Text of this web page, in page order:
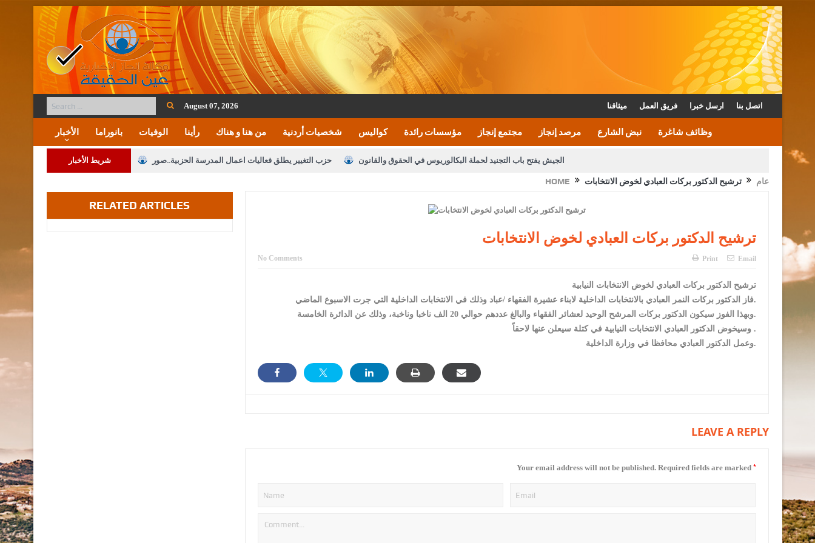
August 07, 2026 ميثاقنا فريق العمل ارسل خبرا اتصل بنا
الأخبار بانوراما الوفيات رأينا من هنا و هناك شخصيات أردنية كواليس مؤسسات رائدة مجتمع إنجاز مرصد إنجاز نبض الشارع وظائف شاغرة
شريط الأخبار حزب التغيير يطلق فعاليات اعمال المدرسة الحزبية..صور الجيش يفتح باب التجنيد لحملة البكالوريوس في الحقوق والقانون
الأمن يتلف 16 مليون حبة كبتاجون و1480 كغم مواد مخدرة
النواب يقر مشروع تعديل قانون الملكية العقارية القاضي يلتقي رؤساء تحرير الصحف اليومية ويؤكد حرص مجلس النواب على شراكة فاعلة مع الإعلام
الملك يلتقي مجموعة من رفاق السلاح الملك يتلقى اتصالا هاتفيا من العاهل البحريني
HOME عام ترشيح الدكتور بركات العبادي لخوض الانتخابات
ترشيح الدكتور بركات العبادي لخوض الانتخابات
No Comments Print Email
ترشيح الدكتور بركات العبادي لخوض الانتخابات النيابية
فاز الدكتور بركات النمر العبادي بالانتخابات الداخلية لابناء عشيرة الفقهاء /عباد وذلك في الانتخابات الداخلية التي جرت الاسبوع الماضي.
وبهذا الفوز سيكون الدكتور بركات المرشح الوحيد لعشائر الفقهاء والبالغ عددهم حوالي 20 الف ناخبا وناخبة، وذلك عن الدائرة الخامسة.
وسيخوض الدكتور العبادي الانتخابات النيابية في كتلة سيعلن عنها لاحقاً .
وعمل الدكتور العبادي محافظا في وزارة الداخلية.
LEAVE A REPLY
Your email address will not be published. Required fields are marked *
RELATED ARTICLES